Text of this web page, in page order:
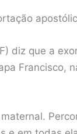
diz que a
Francisco,
maternal.